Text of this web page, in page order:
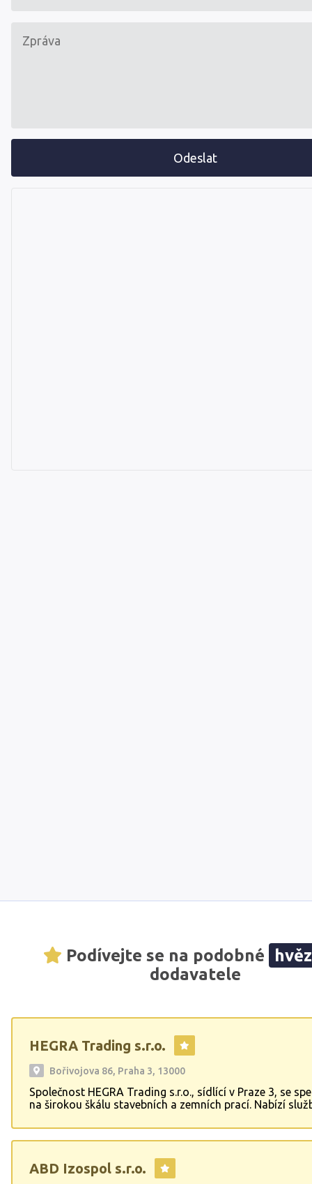
Odeslat
Podívejte se na podobné
dodavatele
HEGRA Trading s.r.o.
Bořivojova 86, Praha 3, 13000
Společnost HEGRA Trading s.r.o., sídlící v Praze 3, se
na širokou škálu stavebních a zemních prací. Nabízí
jakékoli terénní úpravy. Firma zajišťuje betonování,
profesionální malování, včetně výmalby interiérů.
stavby před nežádoucí vlhkostí. HEGRA Trading s.r.o.
služby také v oblasti stavby plotů a oplocení, a to
ABD Izospol s.r.o.